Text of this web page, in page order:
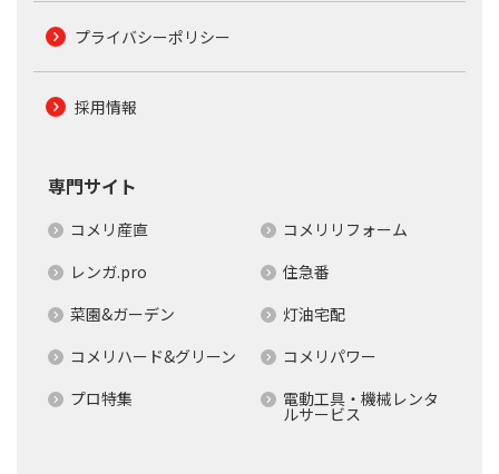
プライバシーポリシー
採用情報
専門サイト
コメリ産直
コメリリフォーム
レンガ.pro
住急番
菜園&ガーデン
灯油宅配
コメリハード&グリーン
コメリパワー
プロ特集
電動工具・機械レンタ
ルサービス